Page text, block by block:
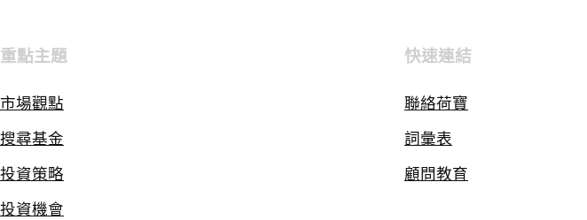
重點主題
市場觀點
搜尋基金
投資策略
投資機會
快速連結
聯絡荷寶
詞彙表
顧問教育